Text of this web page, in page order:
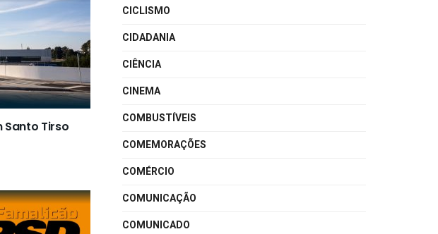
Tirso
CICLISMO
CIDADANIA
CIÊNCIA
CINEMA
COMBUSTÍVEIS
COMEMORAÇÕES
COMÉRCIO
COMUNICAÇÃO
COMUNICADO